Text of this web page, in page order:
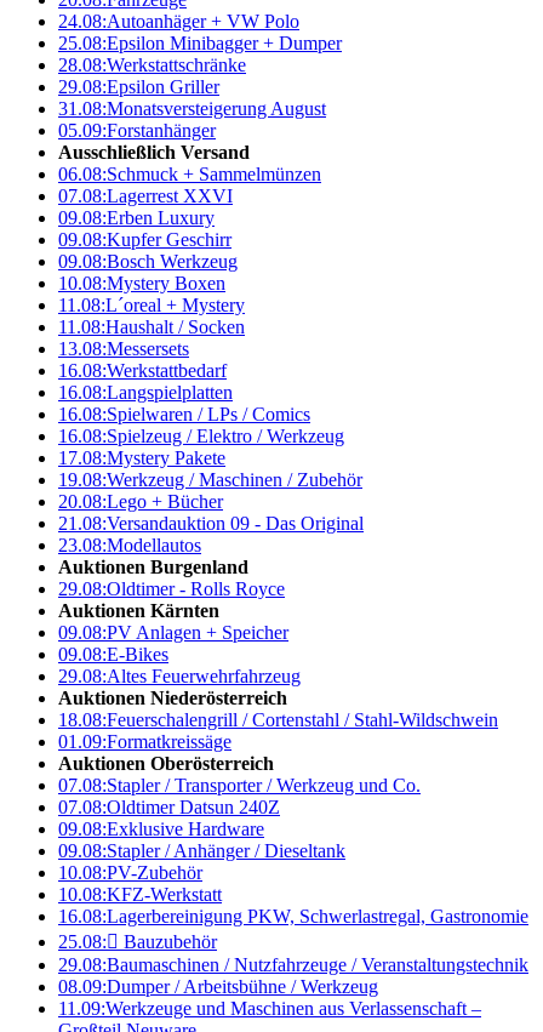
24.08:Autoanhäger + VW Polo
25.08:Epsilon Minibagger + Dumper
28.08:Werkstattschränke
29.08:Epsilon Griller
31.08:Monatsversteigerung August
05.09:Forstanhänger
Ausschließlich Versand
06.08:Schmuck + Sammelmünzen
07.08:Lagerrest XXVI
09.08:Erben Luxury
09.08:Kupfer Geschirr
09.08:Bosch Werkzeug
10.08:Mystery Boxen
11.08:L´oreal + Mystery
11.08:Haushalt / Socken
13.08:Messersets
16.08:Werkstattbedarf
16.08:Langspielplatten
16.08:Spielwaren / LPs / Comics
16.08:Spielzeug / Elektro / Werkzeug
17.08:Mystery Pakete
19.08:Werkzeug / Maschinen / Zubehör
20.08:Lego + Bücher
21.08:Versandauktion 09 - Das Original
23.08:Modellautos
Auktionen Burgenland
29.08:Oldtimer - Rolls Royce
Auktionen Kärnten
09.08:PV Anlagen + Speicher
09.08:E-Bikes
29.08:Altes Feuerwehrfahrzeug
Auktionen Niederösterreich
18.08:Feuerschalengrill / Cortenstahl / Stahl-Wildschwein
01.09:Formatkreissäge
Auktionen Oberösterreich
07.08:Stapler / Transporter / Werkzeug und Co.
07.08:Oldtimer Datsun 240Z
09.08:Exklusive Hardware
09.08:Stapler / Anhänger / Dieseltank
10.08:PV-Zubehör
10.08:KFZ-Werkstatt
16.08:Lagerbereinigung PKW, Schwerlastregal, Gastronomie
25.08: Bauzubehör
29.08:Baumaschinen / Nutzfahrzeuge / Veranstaltungstechnik
08.09:Dumper / Arbeitsbühne / Werkzeug
11.09:Werkzeuge und Maschinen aus Verlassenschaft –